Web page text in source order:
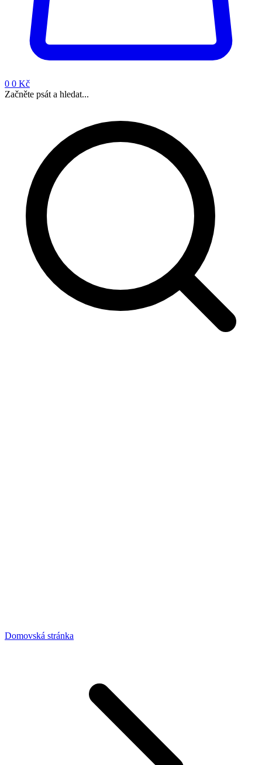
0 0 Kč
Začněte psát a hledat...
Domovská stránka